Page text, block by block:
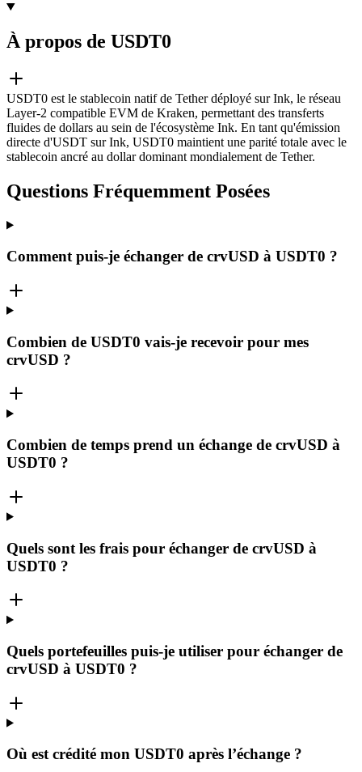
À propos de USDT0
USDT0 est le stablecoin natif de Tether déployé sur Ink, le réseau
Layer-2 compatible EVM de Kraken, permettant des transferts
fluides de dollars au sein de l'écosystème Ink. En tant qu'émission
directe d'USDT sur Ink, USDT0 maintient une parité totale avec le
stablecoin ancré au dollar dominant mondialement de Tether.
Questions Fréquemment Posées
Comment puis-je échanger de crvUSD à USDT0 ?
Combien de USDT0 vais-je recevoir pour mes
crvUSD ?
Combien de temps prend un échange de crvUSD à
USDT0 ?
Quels sont les frais pour échanger de crvUSD à
USDT0 ?
Quels portefeuilles puis-je utiliser pour échanger de
crvUSD à USDT0 ?
Où est crédité mon USDT0 après l’échange ?